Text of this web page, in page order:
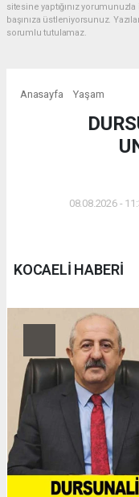
sitesine yaptığınız
başınıza üstleniyorsunuz.
sorumlu tutulamaz.
Anasayfa Yaşam
08.08.2026 -
KOCAELİ HABERİ